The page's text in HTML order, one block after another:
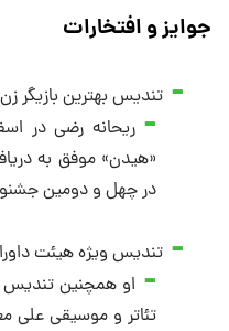
جوایز و افتخارات
تندیس بهترین بازیگر
«هیدن» موفق به
در چهل و دومین
تندیس ویژه هیئت
او همچنین تندیس
تئاتر و موسیقی علی